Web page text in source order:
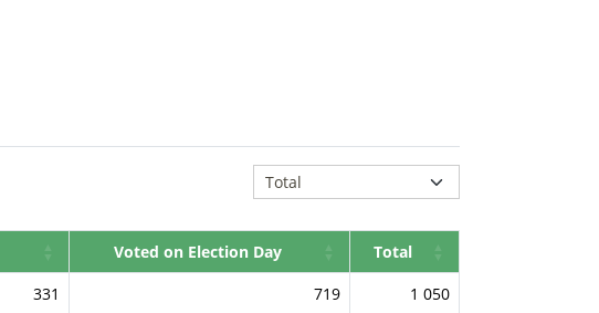
Voted on Election Day
Total
331
719
1 050